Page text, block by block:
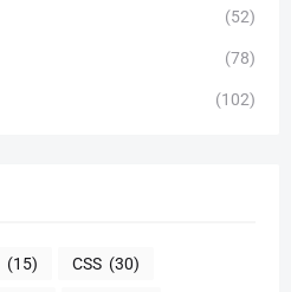
(52)
(78)
(102)
(15) CSS (30)